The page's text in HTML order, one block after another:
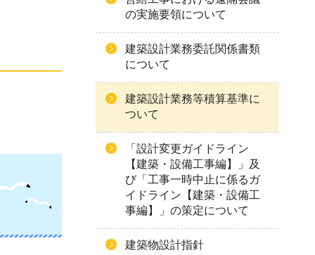
の実施要領について
建築設計業務委託関係書類
について
建築設計業務等積算基準に
ついて
「設計変更ガイドライン
【建築・設備工事編】」及
び「工事一時中止に係るガ
イドライン【建築・設備工
事編】」の策定について
建築物設計指針